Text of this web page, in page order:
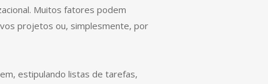
Muitos fatores podem
projetos ou, simplesmente, por
estipulando listas de tarefas,